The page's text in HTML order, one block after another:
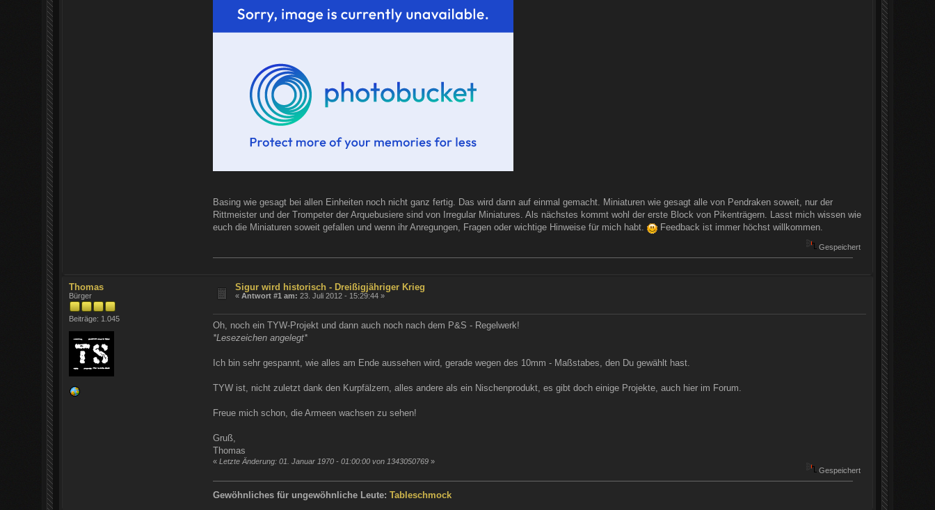
Basing wie gesagt bei allen Einheiten noch nicht ganz fertig. Das wird dann auf einmal gemacht. Miniaturen wie gesagt alle von Pendraken soweit, nur der
Rittmeister und der Trompeter der Arquebusiere sind von Irregular Miniatures. Als nächstes kommt wohl der erste Block von Pikenträgern. Lasst mich wissen wie
euch die Miniaturen soweit gefallen und wenn ihr Anregungen, Fragen oder wichtige Hinweise für mich habt.
Feedback ist immer höchst willkommen.
Gespeichert
Thomas
Bürger
Beiträge: 1.045
Sigur wird historisch - Dreißigjähriger Krieg
«Antwort #1 am: 23. Juli 2012 - 15:29:44 »
Oh, noch ein TYW-Projekt und dann auch noch nach dem P&S - Regelwerk!
*Lesezeichen angelegt*
Ich bin sehr gespannt, wie alles am Ende aussehen wird, gerade wegen des 10mm - Maßstabes, den Du gewählt hast.
TYW ist, nicht zuletzt dank den Kurpfälzern, alles andere als ein Nischenprodukt, es gibt doch einige Projekte, auch hier im Forum.
Freue mich schon, die Armeen wachsen zu sehen!
Gruß,
Thomas
« Letzte Änderung: 01. Januar 1970 - 01:00:00 von 1343050769»
Gespeichert
Gewöhnliches für ungewöhnliche Leute: Tableschmock